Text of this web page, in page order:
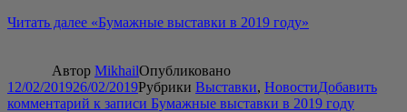
Читать далее «Бумаж­ные выстав­ки в 2019 году»
Автор MikhailОпубликовано
12/02/201926/02/2019Рубрики Выставки, НовостиДобавить
комментарий к записи Бумажные выставки в 2019 году